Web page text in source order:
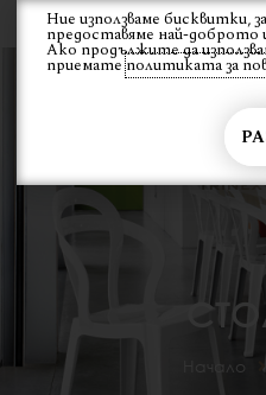
Skip
content
Вход
Начало
Ние използваме бисквитки,
предоставяме най-доброто
Ако продължите да
приематеполитиката за